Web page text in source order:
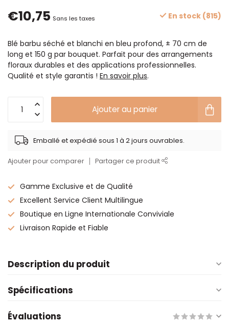
€10,75 Sans les taxes En stock (815)
Blé barbu séché et blanchi en bleu profond, ± 70 cm de
long et 150 g par bouquet. Parfait pour des arrangements
floraux durables et des applications professionnelles.
Qualité et style garantis ! En savoir plus.
Ajouter au panier
Emballé et expédié sous 1 à 2 jours ouvrables.
Ajouter pour comparer Partager ce produit
Gamme Exclusive et de Qualité
Excellent Service Client Multilingue
Boutique en Ligne Internationale Conviviale
Livraison Rapide et Fiable
Description du produit
Spécifications
Évaluations